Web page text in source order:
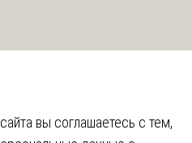
вы соглашаетесь с тем,